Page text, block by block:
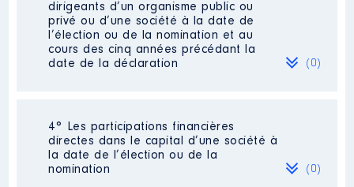
Année Montant Type
2016 2000 €
Net
2017
2693 €
dirigeants d’un organisme public ou
privé ou d’une société à la date de
l’élection ou de la nomination et au
cours des cinq années précédant la
date de la déclaration
(0)
Néant
4° Les participations financières
directes dans le capital d’une société à
la date de l’élection ou de la
nomination
(0)